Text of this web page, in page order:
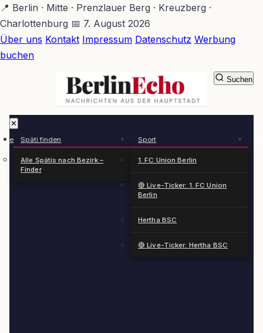
Zum
Hauptinhalt
springen
📍 Berlin · Mitte · Prenzlauer Berg · Kreuzberg ·
Charlottenburg 📅 7. August 2026
Über uns Kontakt Impressum Datenschutz Werbung
buchen
BerlinEcho – Zur Startseite
✕
Späti finden
Alle Spätis nach Bezirk –
Finder
Sport
1. FC Union Berlin
🔴 Live-Ticker: 1. FC Union
Berlin
Hertha BSC
🔴 Live-Ticker: Hertha BSC
Suchen